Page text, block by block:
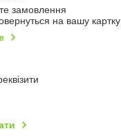
замовлення
на вашу картку